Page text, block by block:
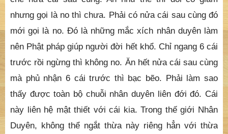
nhưng gọi là no thì chưa. Phải có nửa cái sau cùng đó
mới gọi là no. Đó là những mắc xích nhân duyên làm
nên Phật pháp giúp người đời hết khổ. Chỉ ngang 6 cái
trước rồi ngừng thì không no. Ăn hết nửa cái sau cùng
mà phủ nhận 6 cái trước thì bạc bẽo. Phải làm sao
thấy được toàn bộ chuỗi nhân duyên liên đới đó. Cái
này liên hệ mật thiết với cái kia. Trong thế giới Nhân
Duyên, không thể ngắt thừa này riêng hẳn với thừa